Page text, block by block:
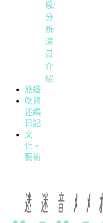
感/
分
析/
演
員
介
紹
旅遊
吃貨
迷編
日記
文
化・
藝術